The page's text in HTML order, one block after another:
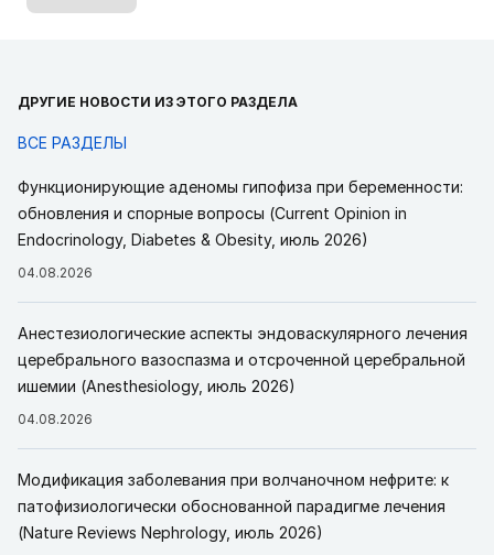
ДРУГИЕ НОВОСТИ ИЗ ЭТОГО РАЗДЕЛА
ВСЕ РАЗДЕЛЫ
Функционирующие аденомы гипофиза при беременности:
обновления и спорные вопросы (Current Opinion in
Endocrinology, Diabetes & Obesity, июль 2026)
04.08.2026
Анестезиологические аспекты эндоваскулярного лечения
церебрального вазоспазма и отсроченной церебральной
ишемии (Anesthesiology, июль 2026)
04.08.2026
Модификация заболевания при волчаночном нефрите: к
патофизиологически обоснованной парадигме лечения
(Nature Reviews Nephrology, июль 2026)